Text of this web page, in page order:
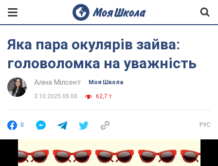
Яка пара окулярів зайва:
головоломка на уважність
Аліна Мілсент Моя Школа
3.10.2025 05:00 62,7 т.
0 РУС